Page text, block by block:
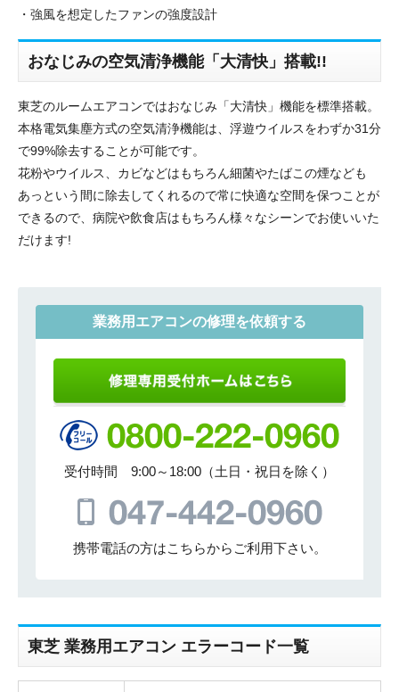
・強風を想定したファンの強度設計
おなじみの空気清浄機能「大清快」搭載!!
東芝のルームエアコンではおなじみ「大清快」機能を標準搭載。
本格電気集塵方式の空気清浄機能は、浮遊ウイルスをわずか31分
で99%除去することが可能です。
花粉やウイルス、カビなどはもちろん細菌やたばこの煙なども
あっという間に除去してくれるので常に快適な空間を保つことが
できるので、病院や飲食店はもちろん様々なシーンでお使いいた
だけます!
業務用エアコンの修理を依頼する
受付時間 9:00～18:00（土日・祝日を除く）
携帯電話の方はこちらからご利用下さい。
東芝 業務用エアコン エラーコード一覧